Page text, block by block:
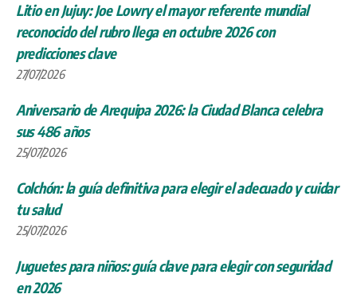
Litio en Jujuy: Joe Lowry el mayor referente mundial
reconocido del rubro llega en octubre 2026 con
predicciones clave
27/07/2026
Aniversario de Arequipa 2026: la Ciudad Blanca celebra
sus 486 años
25/07/2026
Colchón: la guía definitiva para elegir el adecuado y cuidar
tu salud
25/07/2026
Juguetes para niños: guía clave para elegir con seguridad
en 2026